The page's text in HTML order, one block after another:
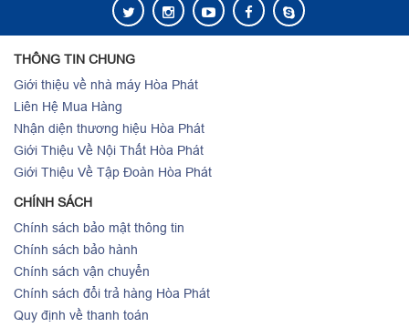
THÔNG TIN CHUNG
Giới thiệu về nhà máy Hòa Phát
Liên Hệ Mua Hàng
Nhận diện thương hiệu Hòa Phát
Giới Thiệu Về Nội Thất Hòa Phát
Giới Thiệu Về Tập Đoàn Hòa Phát
CHÍNH SÁCH
Chính sách bảo mật thông tin
Chính sách bảo hành
Chính sách vận chuyển
Chính sách đổi trả hàng Hòa Phát
Quy định về thanh toán